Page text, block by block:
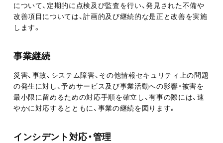
について、定期的に点検及び監査を行い、発見された不備や
改善項目については、計画的及び継続的な是正と改善を実施
します。
事業継続
災害、事故、システム障害、その他情報セキュリティ上の問題
の発生に対し、予めサービス及び事業活動への影響・被害を
最小限に留めるための対応手順を確立し、有事の際には、速
やかに対応するとともに、事業の継続を図ります。
インシデント対応・管理